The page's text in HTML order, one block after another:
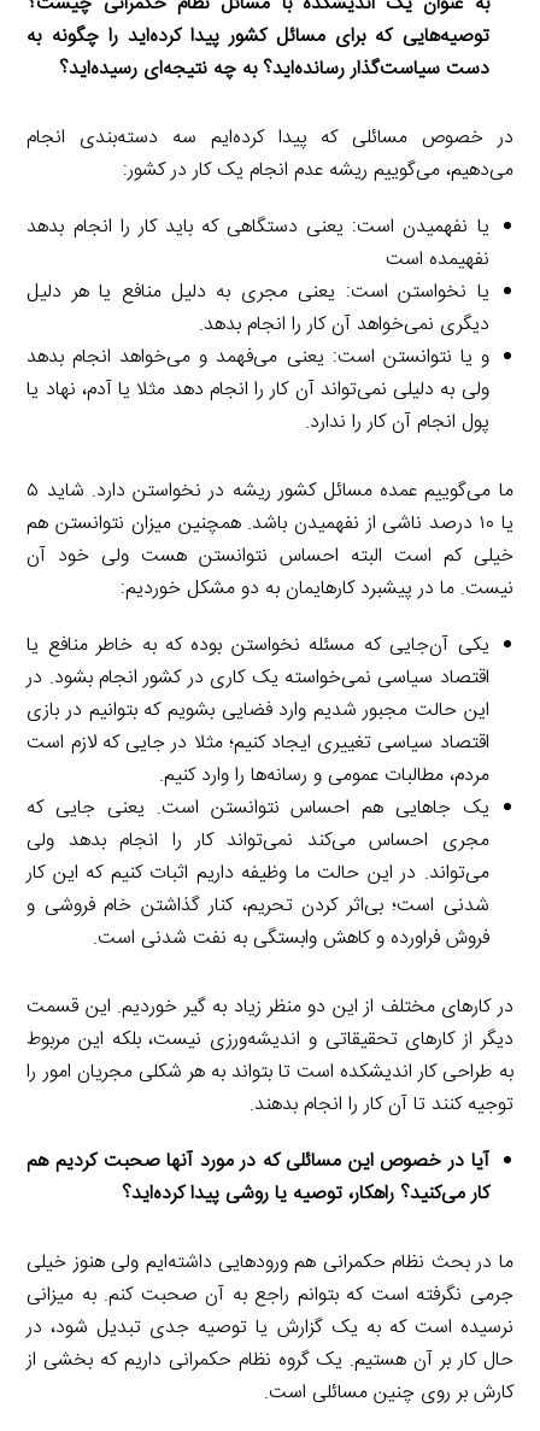
توصیه‌هایی که برای مسائل کشور پیدا کرده‌اید را چگونه به
دست سیاست‌گذار رسانده‌اید؟ به چه نتیجه‌ای رسیده‌اید؟
در خصوص مسائلی که پیدا کرده‌ایم سه دسته‌بندی انجام
می‌دهیم، می‌گوییم ریشه عدم انجام یک کار در کشور:
یا نفهمیدن است: یعنی دستگاهی که باید کار را انجام بدهد
نفهیمده است
یا نخواستن است: یعنی مجری به دلیل منافع یا هر دلیل
دیگری نمی‌خواهد آن کار را انجام بدهد.
و یا نتوانستن است: یعنی می‌فهمد و می‌خواهد انجام بدهد
ولی به دلیلی نمی‌تواند آن کار را انجام دهد مثلا یا آدم، نهاد یا
پول انجام آن کار را ندارد.
ما می‌گوییم عمده مسائل کشور ریشه در نخواستن دارد. شاید ۵
یا ۱۰ درصد ناشی از نفهمیدن باشد. همچنین میزان نتوانستن هم
خیلی کم است البته احساس نتوانستن هست ولی خود آن
نیست. ما در پیشبرد کارهایمان به دو مشکل خوردیم:
یکی آن‌جایی که مسئله نخواستن بوده که به خاطر منافع یا
اقتصاد سیاسی نمی‌خواسته یک کاری در کشور انجام بشود. در
این حالت مجبور شدیم وارد فضایی بشویم که بتوانیم در بازی
اقتصاد سیاسی تغییری ایجاد کنیم؛ مثلا در جایی که لازم است
مردم، مطالبات عمومی و رسانه‌ها را وارد کنیم.
یک جاهایی هم احساس نتوانستن است. یعنی جایی که
مجری احساس می‌کند نمی‌تواند کار را انجام بدهد ولی
می‌تواند. در این حالت ما وظیفه داریم اثبات کنیم که این کار
شدنی است؛ بی‌اثر کردن تحریم، کنار گذاشتن خام فروشی و
فروش فراورده و کاهش وابستگی به نفت شدنی است.
در کارهای مختلف از این دو منظر زیاد به گیر خوردیم. این قسمت
دیگر از کارهای تحقیقاتی و اندیشه‌ورزی نیست، بلکه این مربوط
به طراحی کار اندیشکده است تا بتواند به هر شکلی مجریان امور را
توجیه کنند تا آن کار را انجام بدهند.
آیا در خصوص این مسائلی که در مورد آنها صحبت کردیم هم
کار می‌کنید؟ راهکار، توصیه یا روشی پیدا کرده‌اید؟
ما در بحث نظام حکمرانی هم ورودهایی داشته‌ایم ولی هنوز خیلی
جرمی نگرفته است که بتوانم راجع به آن صحبت کنم. به میزانی
نرسیده است که به یک گزارش یا توصیه جدی تبدیل شود، در
حال کار بر آن هستیم. یک گروه نظام حکمرانی داریم که بخشی از
کارش بر روی چنین مسائلی است.